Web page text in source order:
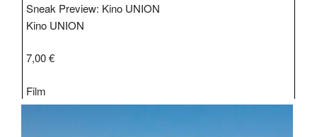
Sneak Preview: Kino UNION
Kino UNION
7,00 €
Film